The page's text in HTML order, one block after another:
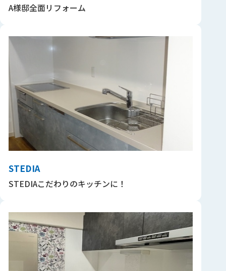
A様邸全面リフォーム
STEDIA
STEDIAこだわりのキッチンに！